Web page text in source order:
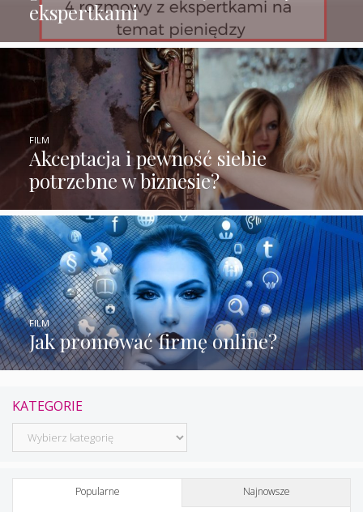
ekspertkami
Akceptacja i pewność siebie
potrzebne w biznesie?
FILM
Jak promować firmę online?
FILM
KATEGORIE
Kategorie
Popularne Najnowsze